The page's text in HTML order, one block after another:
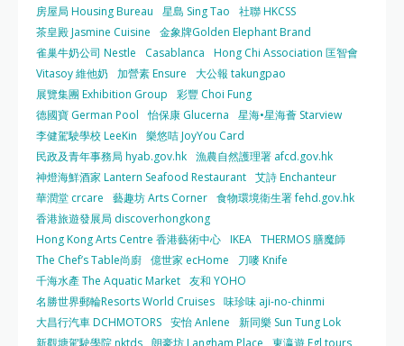
房屋局 Housing Bureau
星島 Sing Tao
社聯 HKCSS
茶皇殿 Jasmine Cuisine
金象牌Golden Elephant Brand
雀巢牛奶公司 Nestle
Casablanca
Hong Chi Association 匡智會
Vitasoy 維他奶
加營素 Ensure
大公報 takungpao
展覽集團 Exhibition Group
彩豐 Choi Fung
德國寶 German Pool
怡保康 Glucerna
星海•星海薈 Starview
李健駕駛學校 LeeKin
樂悠咭 JoyYou Card
民政及青年事務局 hyab.gov.hk 漁農自然護理署 afcd.gov.hk
神燈海鮮酒家 Lantern Seafood Restaurant 艾詩 Enchanteur
華潤堂 crcare
藝趣坊 Arts Corner 食物環境衛生署 fehd.gov.hk
香港旅遊發展局 discoverhongkong
Hong Kong Arts Centre 香港藝術中心 IKEA THERMOS 膳魔師
The Chef’s Table尚廚 億世家 ecHome
刀嘜 Knife
千海水產 The Aquatic Market 友和 YOHO
名勝世界郵輪Resorts World Cruises 味珍味 aji-no-chinmi
大昌行汽車 DCHMOTORS 安怡 Anlene
新同樂 Sun Tung Lok